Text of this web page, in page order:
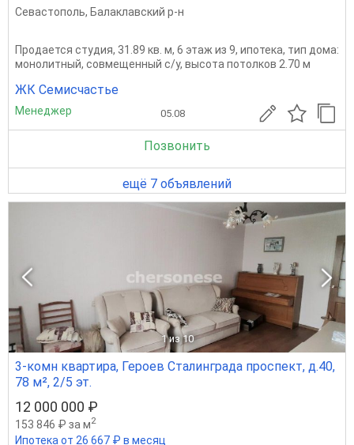
Севастополь, Балаклавский р-н
Продается студия, 31.89 кв. м, 6 этаж из 9, ипотека, тип дома:
монолитный, совмещенный с/у, высота потолков 2.70 м
ЖК Семисчастье
Менеджер 05.08
Позвонить
ещё 7 объявлений
1 из 10
3-комн квартира, Героев Сталинграда проспект, д.40,
78 м², 2/5 эт.
12 000 000 ₽
153 846 ₽ за м2
Ипотека от 26 667 ₽ в месяц